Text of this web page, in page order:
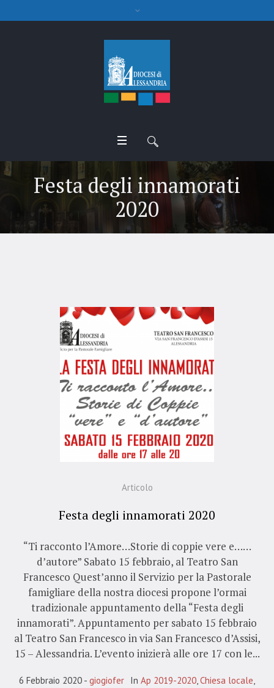
Festa degli innamorati
2020
Articolo
Festa degli innamorati 2020
“Ti racconto l’Amore…Storie di coppie vere e……
d’autore” Sabato 15 febbraio, al Teatro San
Francesco Quest’anno il Servizio per la Pastorale
famigliare della nostra diocesi propone l’ormai
tradizionale appuntamento della “Festa degli
innamorati”. Appuntamento per sabato 15 febbraio
al Teatro San Francesco in via San Francesco d’Assisi,
15 – Alessandria. L’evento inizierà alle ore 17 con le...
6 Febbraio 2020 giogiofer In Ap 2019-2020 Chiesa locale